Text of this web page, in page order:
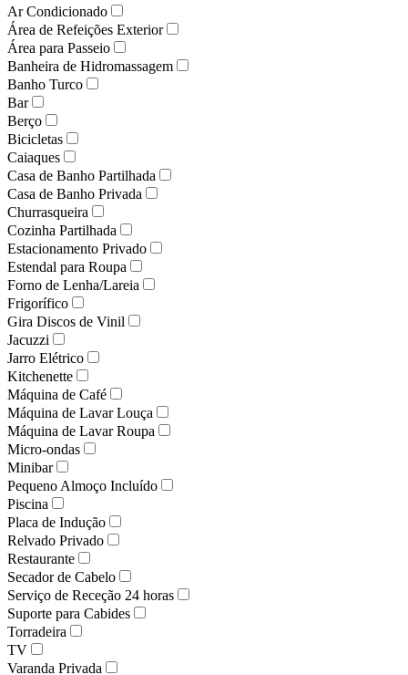
Ar Condicionado
Área de Refeições Exterior
Área para Passeio
Banheira de Hidromassagem
Banho Turco
Bar
Berço
Bicicletas
Caiaques
Casa de Banho Partilhada
Casa de Banho Privada
Churrasqueira
Cozinha Partilhada
Estacionamento Privado
Estendal para Roupa
Forno de Lenha/Lareia
Frigorífico
Gira Discos de Vinil
Jacuzzi
Jarro Elétrico
Kitchenette
Máquina de Café
Máquina de Lavar Louça
Máquina de Lavar Roupa
Micro-ondas
Minibar
Pequeno Almoço Incluído
Piscina
Placa de Indução
Relvado Privado
Restaurante
Secador de Cabelo
Serviço de Receção 24 horas
Suporte para Cabides
Torradeira
TV
Varanda Privada